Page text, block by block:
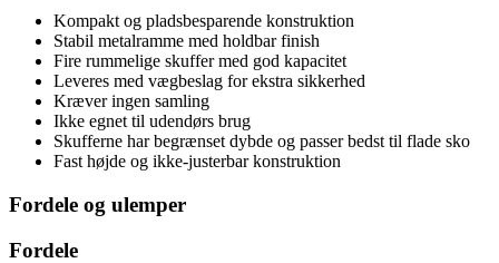
Kompakt og pladsbesparende konstruktion
Stabil metalramme med holdbar finish
Fire rummelige skuffer med god kapacitet
Leveres med vægbeslag for ekstra sikkerhed
Kræver ingen samling
Ikke egnet til udendørs brug
Skufferne har begrænset dybde og passer bedst til flade sko
Fast højde og ikke-justerbar konstruktion
Fordele og ulemper
Fordele